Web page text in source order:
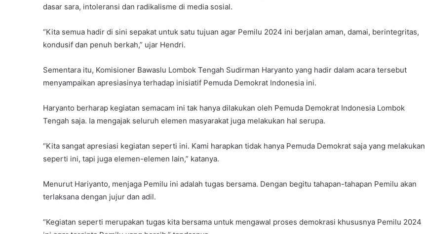
dasar sara, intoleransi dan radikalisme di media sosial.
“Kita semua hadir di sini sepakat untuk satu tujuan agar Pemilu 2024 ini berjalan aman, damai, berintegritas,
kondusif dan penuh berkah,” ujar Hendri.
Sementara itu, Komisioner Bawaslu Lombok Tengah Sudirman Haryanto yang hadir dalam acara tersebut
menyampaikan apresiasinya terhadap inisiatif Pemuda Demokrat Indonesia ini.
Haryanto berharap kegiatan semacam ini tak hanya dilakukan oleh Pemuda Demokrat Indonesia Lombok
Tengah saja. Ia mengajak seluruh elemen masyarakat juga melakukan hal serupa.
“Kita sangat apresiasi kegiatan seperti ini. Kami harapkan tidak hanya Pemuda Demokrat saja yang melakukan
seperti ini, tapi juga elemen-elemen lain,” katanya.
Menurut Hariyanto, menjaga Pemilu ini adalah tugas bersama. Dengan begitu tahapan-tahapan Pemilu akan
terlaksana dengan jujur dan adil.
“Kegiatan seperti merupakan tugas kita bersama untuk mengawal proses demokrasi khususnya Pemilu 2024